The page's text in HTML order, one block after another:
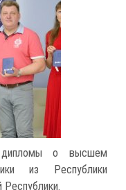
о высшем
из Республики
Республики.